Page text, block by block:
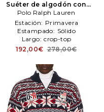
Suéter de algodón con
tirantes y lazo en color
verde, negro Polo Ralph
Lauren
Polo Ralph Lauren
Estación: Primavera
Estampado: Sólido
Largo: crop-top
192,00€ 278,00€